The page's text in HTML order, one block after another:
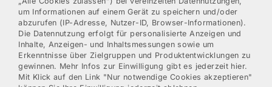
Kundenregistrierung
Kontakt/Hotline
Newsletter
um Informationen auf einem Gerät zu speichern und/oder
abzurufen (IP-Adresse, Nutzer-ID, Browser-Informationen).
Die Datennutzung erfolgt für personalisierte Anzeigen und
Inhalte, Anzeigen- und Inhaltsmessungen sowie um
Erkenntnisse über Zielgruppen und Produktentwicklungen zu
gewinnen. Mehr Infos zur Einwilligung gibt es jederzeit hier.
Mit Klick auf den Link "Nur notwendige Cookies akzeptieren"